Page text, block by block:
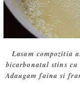
Lasam compozitia
bicarbonatul stins cu
Adaugam faina si